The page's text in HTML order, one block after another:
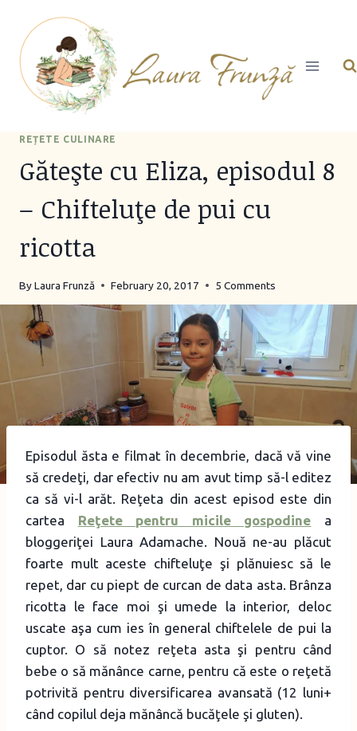
content
REȚETE CULINARE
Găteşte cu Eliza, episodul 8
– Chifteluţe de pui cu
ricotta
ByLaura Frunză February 20, 2017 5 Comments
Episodul ăsta e filmat în decembrie, dacă vă vine
să credeţi, dar efectiv nu am avut timp să-l editez
ca să vi-l arăt. Reţeta din acest episod este din
cartea Reţete pentru micile gospodine a
bloggeriţei Laura Adamache. Nouă ne-au plăcut
foarte mult aceste chifteluţe şi plănuiesc să le
repet, dar cu piept de curcan de data asta. Brânza
ricotta le face moi şi umede la interior, deloc
uscate aşa cum ies în general chiftelele de pui la
cuptor. O să notez reţeta asta şi pentru când
bebe o să mănânce carne, pentru că este o reţetă
potrivită pentru diversificarea avansată (12 luni+
când copilul deja mănâncă bucăţele şi gluten).